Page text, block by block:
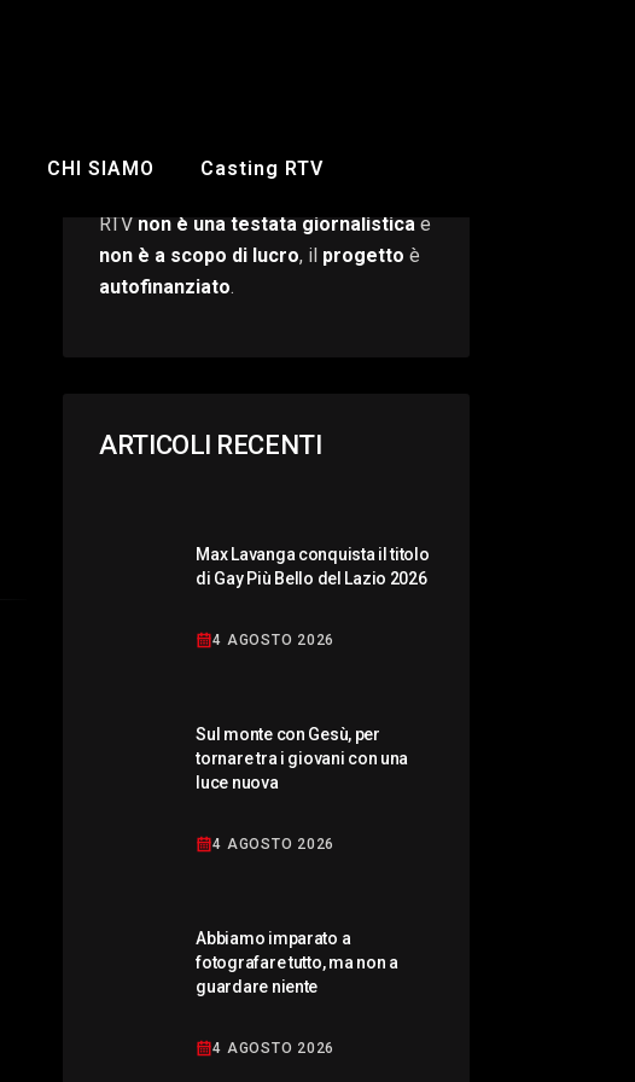
CHI SIAMO Casting RTV
RTV non è una testata giornalistica e
non è a scopo di lucro, il progetto è
autofinanziato.
ARTICOLI RECENTI
Max Lavanga conquista il titolo
di Gay Più Bello del Lazio 2026
4 AGOSTO 2026
Sul monte con Gesù, per
tornare tra i giovani con una
luce nuova
4 AGOSTO 2026
Abbiamo imparato a
fotografare tutto, ma non a
guardare niente
4 AGOSTO 2026